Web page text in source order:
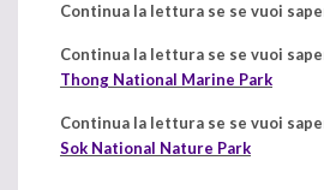
Continua la lettura se se vuoi
Continua la lettura se se vuoi
Thong National Marine Park
Continua la lettura se se vuoi
Sok National Nature Park